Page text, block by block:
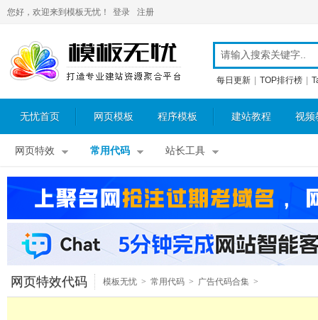
您好，欢迎来到模板无忧！ 登录 注册
每日更新 TOP排行榜
无忧首页 网页模板 程序模板 建站教程 视频
网页特效 常用代码 站长工具
网页特效代码 模板无忧 > 常用代码 > 广告代码合集 >